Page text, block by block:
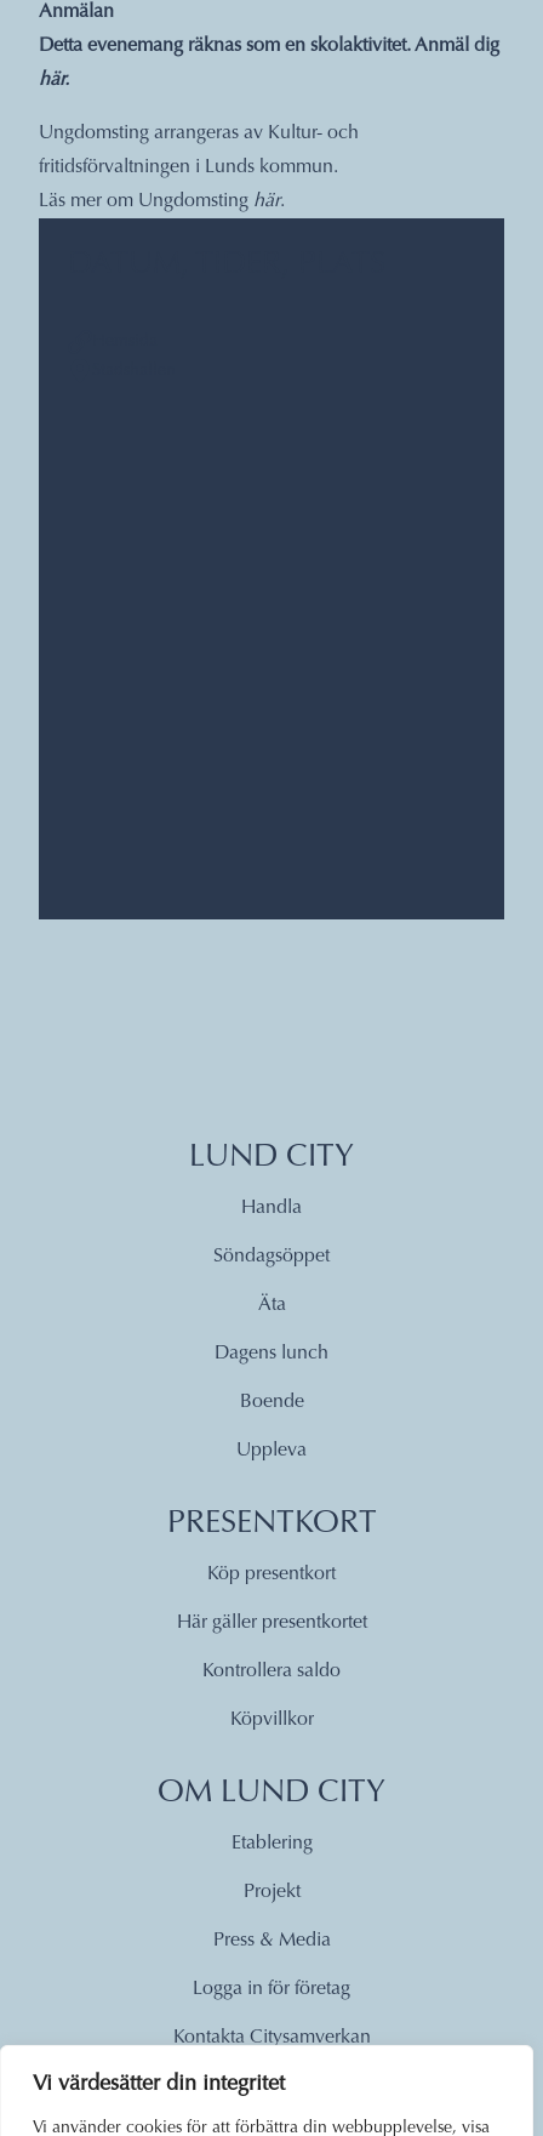
Vi värdesätter din integritet
Vi använder cookies för att förbättra din webbupplevelse, visa
Anmälan
Detta evenemang räknas som en skolaktivitet. Anmäl dig
här.
Ungdomsting arrangeras av Kultur- och
fritidsförvaltningen i Lunds kommun.
Läs mer om Ungdomsting här.
LUND CITY
Handla
Söndagsöppet
Äta
Dagens lunch
Boende
Uppleva
PRESENTKORT
Köp presentkort
Här gäller presentkortet
Kontrollera saldo
Köpvillkor
OM LUND CITY
Etablering
Projekt
Press & Media
Logga in för företag
Kontakta Citysamverkan